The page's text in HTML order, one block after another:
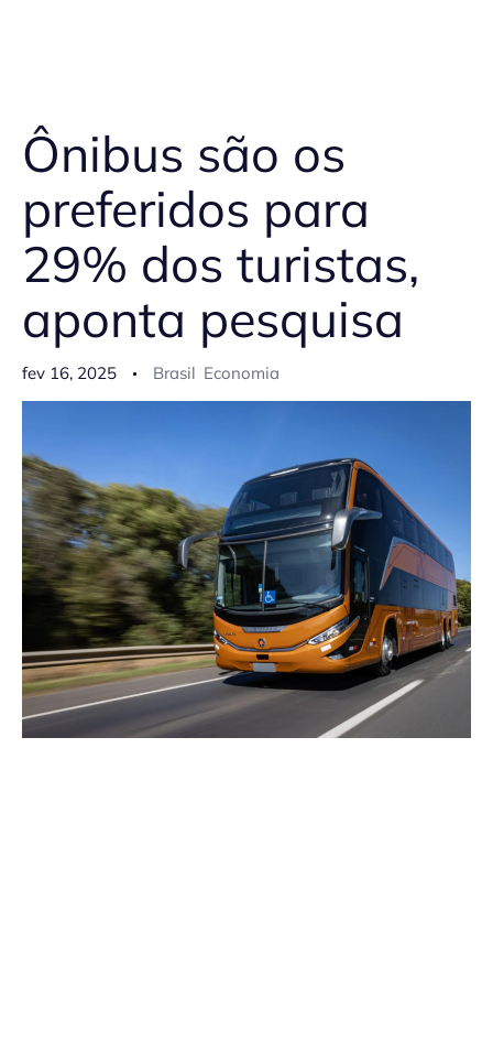
Ônibus são os
preferidos para
29% dos turistas,
aponta pesquisa
fev 16, 2025 Brasil Economia